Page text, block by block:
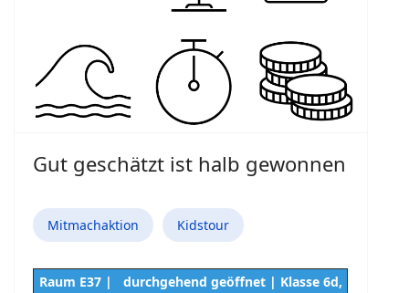
Gut geschätzt ist halb gewonnen
Mitmachaktion Kidstour
Raum E37 | durchgehend geöffnet | Klasse 6d,